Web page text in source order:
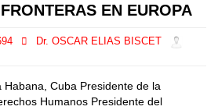
EN EUROPA
Dr. OSCAR ELIAS BISCET
Habana, Cuba Presidente de la
Humanos Presidente del